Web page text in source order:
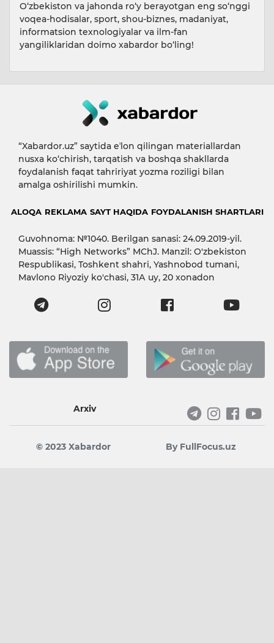
O‘zbekiston va jahonda ro‘y berayotgan eng so‘nggi
voqea-hodisalar, sport, shou-biznes, madaniyat,
informatsion texnologiyalar va ilm-fan
yangiliklaridan doimo xabardor bo‘ling!
“Xabardor.uz” saytida eʼlon qilingan materiallardan
nusxa ko‘chirish, tarqatish va boshqa shakllarda
foydalanish faqat tahririyat yozma roziligi bilan
amalga oshirilishi mumkin.
ALOQA REKLAMA SAYT HAQIDA FOYDALANISH SHARTLARI
Guvohnoma: №1040. Berilgan sanasi: 24.09.2019-yil.
Muassis: “High Networks” MChJ. Manzil: O'zbekiston
Respublikasi, Toshkent shahri, Yashnobod tumani,
Mavlono Riyoziy ko'chasi, 31А uy, 20 xonadon
Arxiv
© 2023 Xabardor By FullFocus.uz